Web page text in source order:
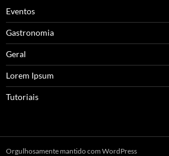
Eventos
Gastronomia
Geral
Lorem Ipsum
Tutoriais
Orgulhosamente mantido com WordPress